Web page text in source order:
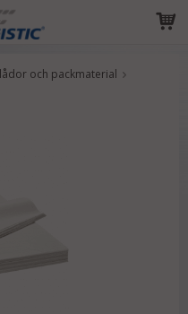
i varukorgen
och packmaterial